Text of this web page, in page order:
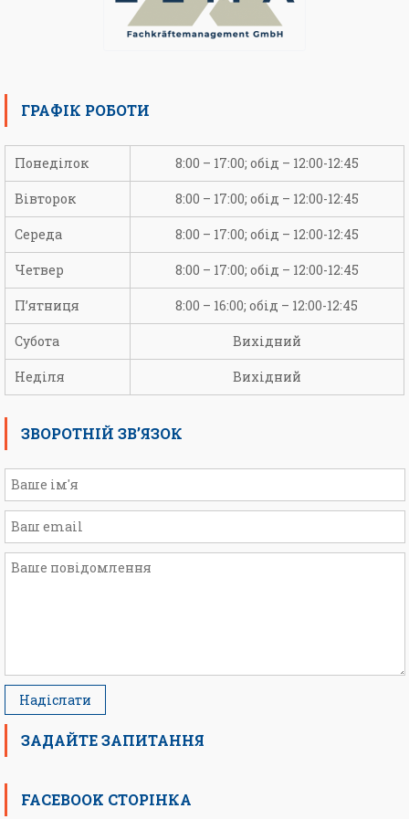
ГРАФІК РОБОТИ
Понеділок 8:00 – 17:00; обід – 12:00-12:45
Вівторок 8:00 – 17:00; обід – 12:00-12:45
Середа 8:00 – 17:00; обід – 12:00-12:45
Четвер 8:00 – 17:00; обід – 12:00-12:45
П’ятниця 8:00 – 16:00; обід – 12:00-12:45
Субота Вихідний
Неділя Вихідний
ЗВОРОТНІЙ ЗВ’ЯЗОК
ЗАДАЙТЕ ЗАПИТАННЯ
FACEBOOK СТОРІНКА